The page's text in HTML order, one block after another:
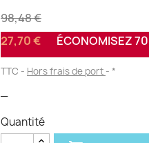
98,48 €
27,70 €
ÉCONOMISEZ
TTC Hors frais de port *
Quantité